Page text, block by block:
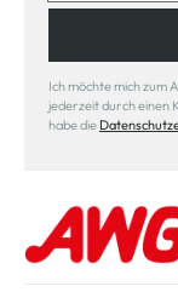
Ich möchte mich zum
jederzeit durch einen
habe die